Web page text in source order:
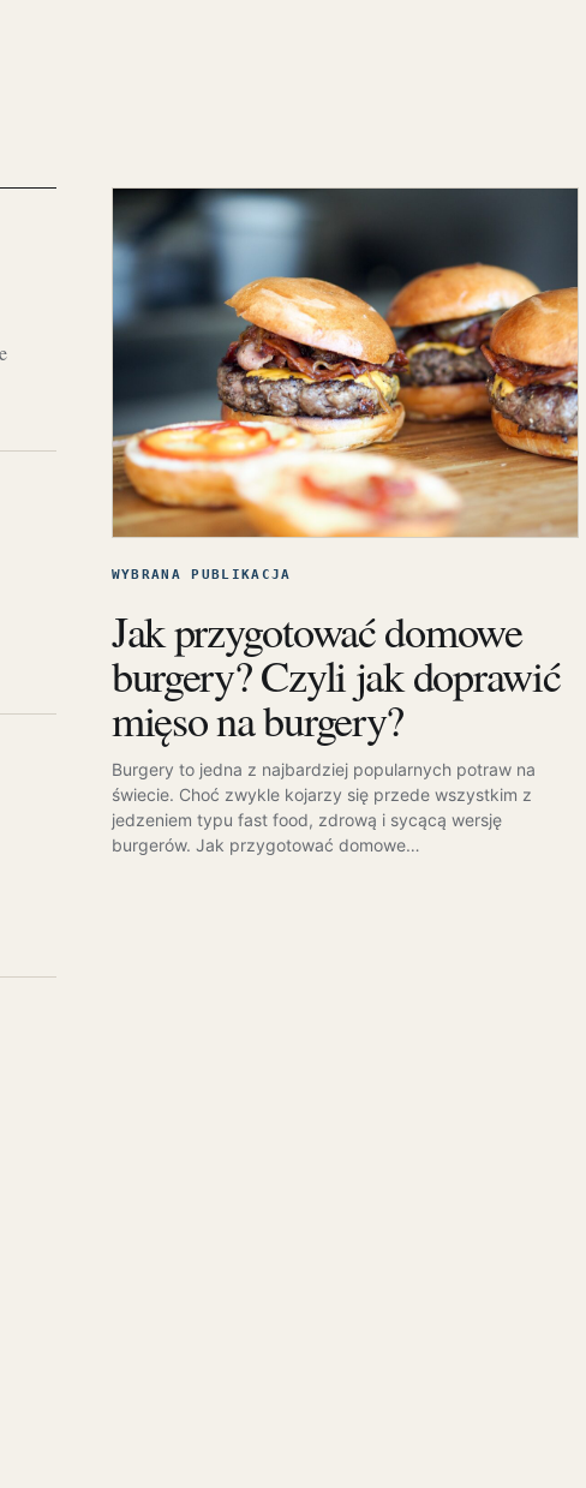
WYBRANA PUBLIKACJA
Jak przygotować domowe
burgery? Czyli jak doprawić
mięso na burgery?
Burgery to jedna z najbardziej popularnych potraw na
świecie. Choć zwykle kojarzy się przede wszystkim z
jedzeniem typu fast food, zdrową i sycącą wersję
burgerów. Jak przygotować domowe…